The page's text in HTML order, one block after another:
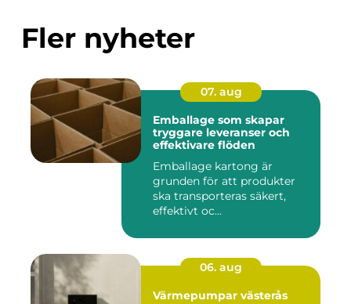
Fler nyheter
07. aug
Emballage som skapar
tryggare leveranser och
effektivare flöden
Emballage kartong är
grunden för att produkter
ska transporteras säkert,
effektivt oc...
06. aug
Värmepumpar västerås